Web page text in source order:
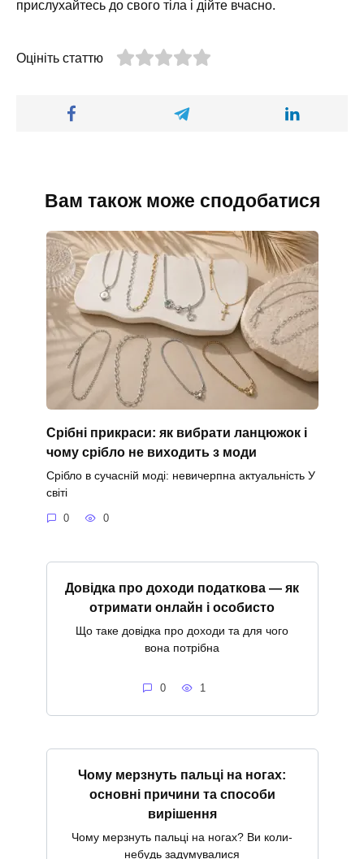
прислухайтесь до свого тіла і дійте вчасно.
Оцініть статтю
Вам також може сподобатися
Срібні прикраси: як вибрати ланцюжок і
чому срібло не виходить з моди
Срібло в сучасній моді: невичерпна актуальність У
світі
0 0
Довідка про доходи податкова — як
отримати онлайн і особисто
Що таке довідка про доходи та для чого
вона потрібна
0 1
Чому мерзнуть пальці на ногах:
основні причини та способи
вирішення
Чому мерзнуть пальці на ногах? Ви коли-
небудь задумувалися